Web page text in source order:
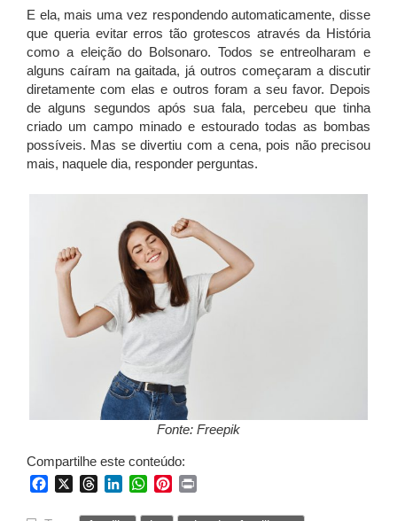
E ela, mais uma vez respondendo automaticamente, disse
que queria evitar erros tão grotescos através da História
como a eleição do Bolsonaro. Todos se entreolharam e
alguns caíram na gaitada, já outros começaram a discutir
diretamente com elas e outros foram a seu favor. Depois
de alguns segundos após sua fala, percebeu que tinha
criado um campo minado e estourado todas as bombas
possíveis. Mas se divertiu com a cena, pois não precisou
mais, naquele dia, responder perguntas.
Fonte: Freepik
Compartilhe este conteúdo:
FacebookThreadsLinkedInWhatsApp
Pinterest